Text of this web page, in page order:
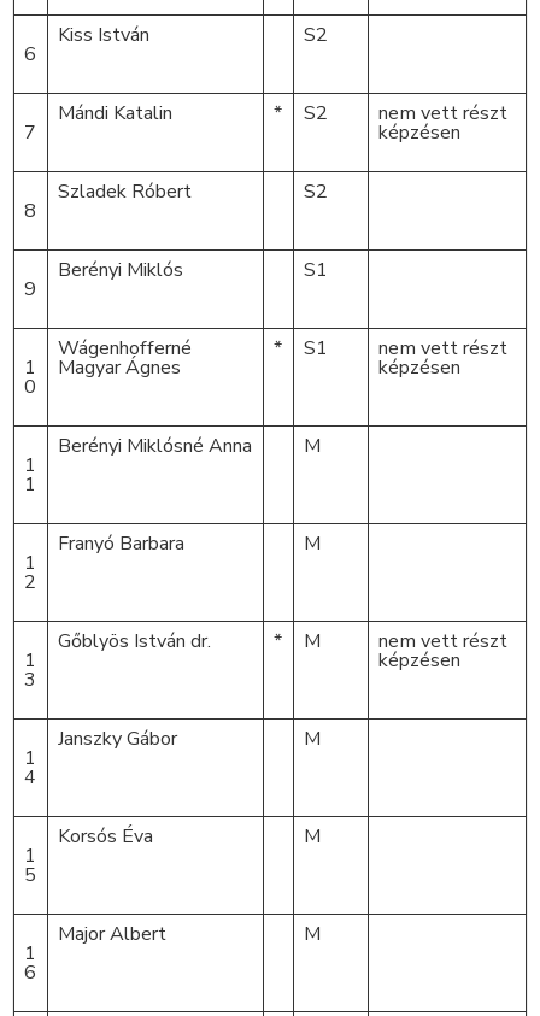
6
Kiss István S2
7
Mándi Katalin * S2 nem vett részt
képzésen
8
Szladek Róbert S2
9
Berényi Miklós S1
1
0
Wágenhofferné
Magyar Ágnes
* S1 nem vett részt
képzésen
1
1
Berényi Miklósné Anna M
1
2
Franyó Barbara M
1
3
Gőblyös István dr. * M nem vett részt
képzésen
1
4
Janszky Gábor M
1
5
Korsós Éva M
1
6
Major Albert M